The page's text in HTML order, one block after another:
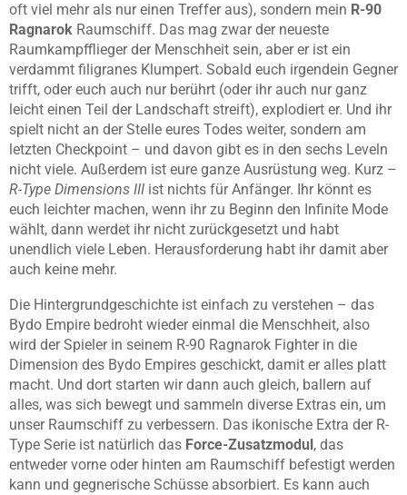
oft viel mehr als nur einen Treffer aus), sondern mein R-90
Ragnarok Raumschiff. Das mag zwar der neueste
Raumkampfflieger der Menschheit sein, aber er ist ein
verdammt filigranes Klumpert. Sobald euch irgendein Gegner
trifft, oder euch auch nur berührt (oder ihr auch nur ganz
leicht einen Teil der Landschaft streift), explodiert er. Und ihr
spielt nicht an der Stelle eures Todes weiter, sondern am
letzten Checkpoint – und davon gibt es in den sechs Leveln
nicht viele. Außerdem ist eure ganze Ausrüstung weg. Kurz –
R-Type Dimensions III ist nichts für Anfänger. Ihr könnt es
euch leichter machen, wenn ihr zu Beginn den Infinite Mode
wählt, dann werdet ihr nicht zurückgesetzt und habt
unendlich viele Leben. Herausforderung habt ihr damit aber
auch keine mehr.
Die Hintergrundgeschichte ist einfach zu verstehen – das
Bydo Empire bedroht wieder einmal die Menschheit, also
wird der Spieler in seinem R-90 Ragnarok Fighter in die
Dimension des Bydo Empires geschickt, damit er alles platt
macht. Und dort starten wir dann auch gleich, ballern auf
alles, was sich bewegt und sammeln diverse Extras ein, um
unser Raumschiff zu verbessern. Das ikonische Extra der R-
Type Serie ist natürlich das Force-Zusatzmodul, das
entweder vorne oder hinten am Raumschiff befestigt werden
kann und gegnerische Schüsse absorbiert. Es kann auch